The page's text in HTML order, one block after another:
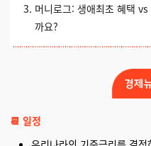
머니로그: 생애최초 혜택
까요?
📆 일정